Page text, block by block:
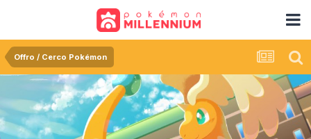
Offro / Cerco Pokémon